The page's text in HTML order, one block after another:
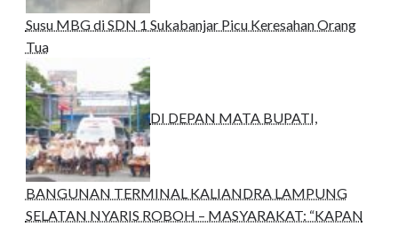
Susu MBG di SDN 1 Sukabanjar Picu Keresahan Orang
Tua
DI DEPAN MATA BUPATI,
BANGUNAN TERMINAL KALIANDRA LAMPUNG
SELATAN NYARIS ROBOH – MASYARAKAT: “KAPAN